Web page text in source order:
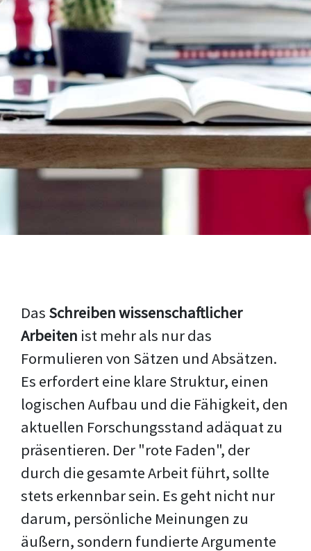
Das Schreiben wissenschaftlicher
Arbeiten ist mehr als nur das
Formulieren von Sätzen und Absätzen.
Es erfordert eine klare Struktur, einen
logischen Aufbau und die Fähigkeit, den
aktuellen Forschungsstand adäquat zu
präsentieren. Der "rote Faden", der
durch die gesamte Arbeit führt, sollte
stets erkennbar sein. Es geht nicht nur
darum, persönliche Meinungen zu
äußern, sondern fundierte Argumente